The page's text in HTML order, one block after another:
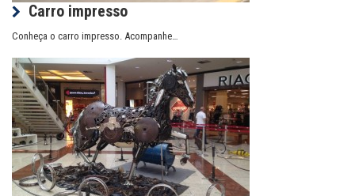
Carro impresso
Conheça o carro impresso. Acompanhe…